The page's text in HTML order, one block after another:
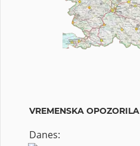
VREMENSKA OPOZORILA
Danes: